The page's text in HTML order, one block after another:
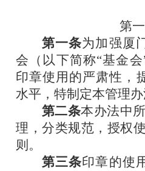
第一
第一条为加强厦
会（以下简称“基金
印章使用的严肃性，
水平，特制定本管理办
第二条本办法中
理，分类规范，授权
则。
第三条印章的使